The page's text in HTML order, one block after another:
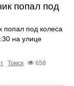
попал под
попал под колеса
на улице
Томск
658